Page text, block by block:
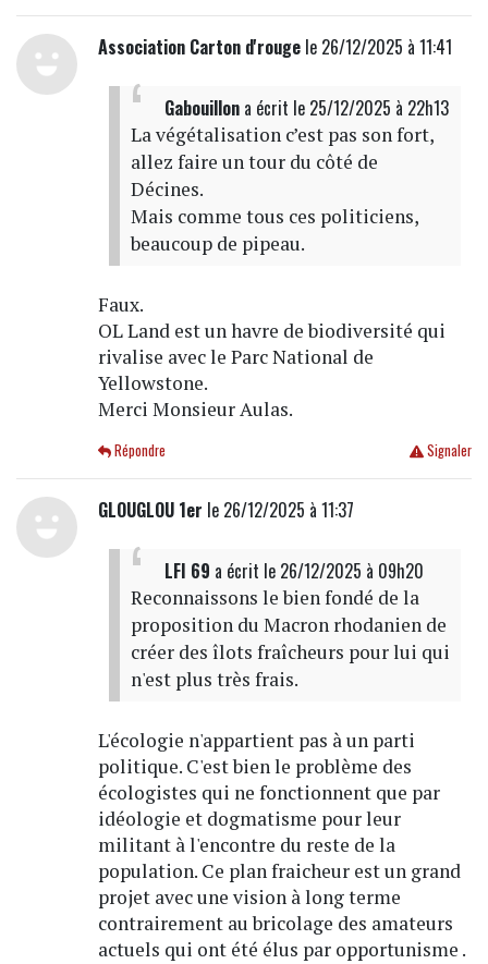
Association Carton d'rougele 26/12/2025 à 11:41
Gabouillona écrit le 25/12/2025 à 22h13
La végétalisation c’est pas son fort,
allez faire un tour du côté de
Décines.
Mais comme tous ces politiciens,
beaucoup de pipeau.
Faux.
OL Land est un havre de biodiversité qui
rivalise avec le Parc National de
Yellowstone.
Merci Monsieur Aulas.
Signaler
Répondre
GLOUGLOU 1er le 26/12/2025 à 11:37
LFI 69 a écrit le 26/12/2025 à 09h20
Reconnaissons le bien fondé de la
proposition du Macron rhodanien de
créer des îlots fraîcheurs pour lui qui
n'est plus très frais.
L'écologie n'appartient pas à un parti
politique. C'est bien le problème des
écologistes qui ne fonctionnent que par
idéologie et dogmatisme pour leur
militant à l'encontre du reste de la
population. Ce plan fraicheur est un grand
projet avec une vision à long terme
contrairement au bricolage des amateurs
actuels qui ont été élus par opportunisme .